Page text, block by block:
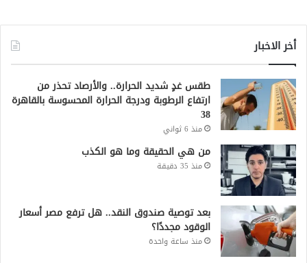
أخر الاخبار
طقس غدٍ شديد الحرارة.. والأرصاد تحذر من
ارتفاع الرطوبة ودرجة الحرارة المحسوسة بالقاهرة
38
منذ 6 ثواني
من هي الحقيقة وما هو الكذب
منذ 35 دقيقة
بعد توصية صندوق النقد.. هل ترفع مصر أسعار
الوقود مجددًا؟
منذ ساعة واحدة